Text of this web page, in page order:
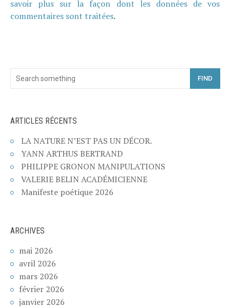
savoir plus sur la façon dont les données de vos
commentaires sont traitées.
FIND
ARTICLES RÉCENTS
LA NATURE N’EST PAS UN DÉCOR.
YANN ARTHUS BERTRAND
PHILIPPE GRONON MANIPULATIONS
VALERIE BELIN ACADÉMICIENNE
Manifeste poétique 2026
ARCHIVES
mai 2026
avril 2026
mars 2026
février 2026
janvier 2026